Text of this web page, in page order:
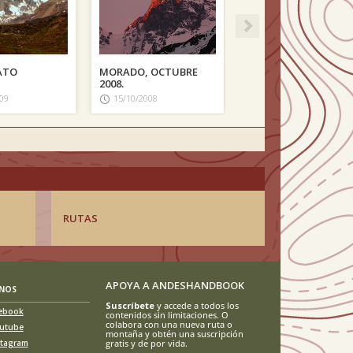
MORADO, OCTUBRE
2008.
15/10/2008
RUTAS
APOYA A ANDESHANDBOOK
Suscríbetey accede a todos los
contenidos sin limitaciones. O
colabora con una nueva ruta o
montaña y obtén una suscripción
gratis y de por vida.